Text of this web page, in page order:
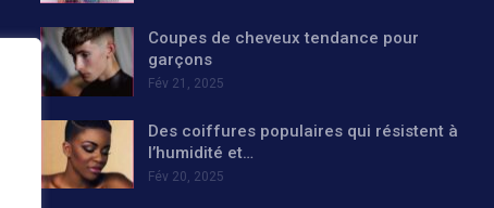
Coupes de cheveux tendance pour
garçons
Fév 21, 2025
Des coiffures populaires qui résistent à
l’humidité et…
Fév 20, 2025